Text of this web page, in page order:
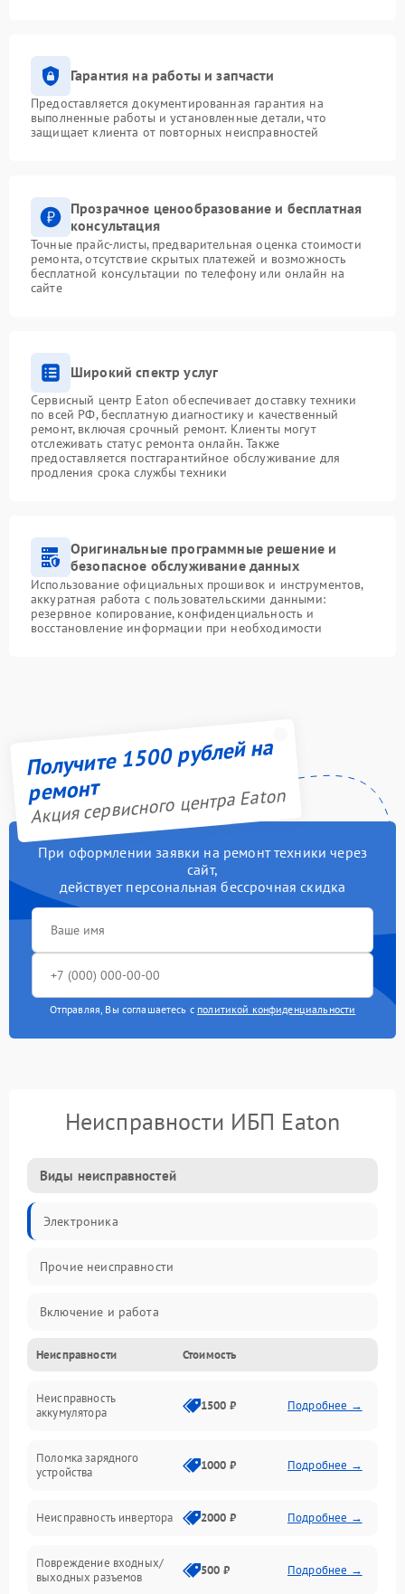
Гарантия на работы и запчасти
Предоставляется документированная гарантия на
выполненные работы и установленные детали, что
защищает клиента от повторных неисправностей
Прозрачное ценообразование и бесплатная
консультация
Точные прайс-листы, предварительная оценка стоимости
ремонта, отсутствие скрытых платежей и возможность
бесплатной консультации по телефону или онлайн на
сайте
Широкий спектр услуг
Сервисный центр Eaton обеспечивает доставку техники
по всей РФ, бесплатную диагностику и качественный
ремонт, включая срочный ремонт. Клиенты могут
отслеживать статус ремонта онлайн. Также
предоставляется постгарантийное обслуживание для
продления срока службы техники
Оригинальные программные решение и
безопасное обслуживание данных
Использование официальных прошивок и инструментов,
аккуратная работа с пользовательскими данными:
резервное копирование, конфиденциальность и
восстановление информации при необходимости
Получите 1500 рублей на
ремонт
Акция сервисного центра Eaton
При оформлении заявки на ремонт техники через
сайт,
действует персональная бессрочная скидка
Отправляя, Вы соглашаетесь с политикой конфиденциальности
Неисправности ИБП Eaton
Виды неисправностей
Электроника
Прочие неисправности
Включение и работа
Работа с нагрузкой
Звук и индикация
Механические повреждения
Неисправности Стоимость
Неисправность
аккумулятора
1500 ₽ Подробнее →
Поломка зарядного
устройства
1000 ₽ Подробнее →
Неисправность инвертора 2000 ₽ Подробнее →
Повреждение входных/
выходных разъемов
500 ₽ Подробнее →